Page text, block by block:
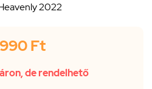
2022
Ft
de rendelhető